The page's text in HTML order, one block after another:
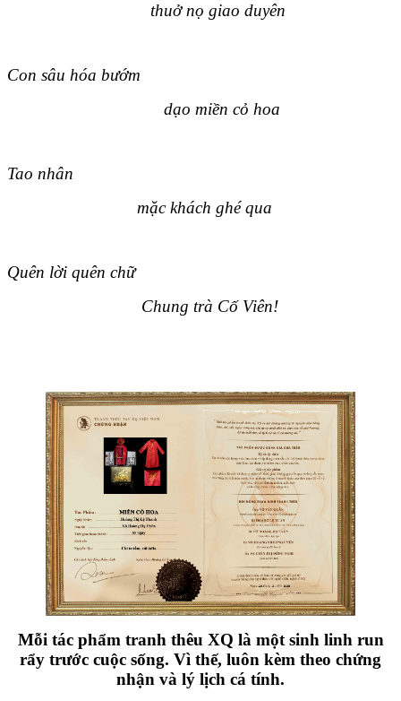
thuở nọ giao duyên
Con sâu hóa bướm
dạo miền cỏ hoa
Tao nhân
mặc khách ghé qua
Quên lời quên chữ
Chung trà Cố Viên!
Mỗi tác phẩm tranh thêu XQ là một sinh linh run
rẩy trước cuộc sống. Vì thế, luôn kèm theo chứng
nhận và lý lịch cá tính.